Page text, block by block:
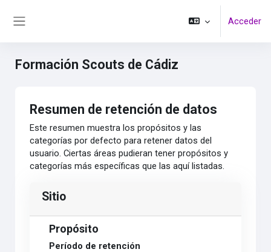
Acceder
Formación Scouts de Cádiz
Resumen de retención de datos
Este resumen muestra los propósitos y las
categorías por defecto para retener datos del
usuario. Ciertas áreas pudieran tener propósitos y
categorías más específicas que las aquí listadas.
Sitio
Propósito
Período de retención